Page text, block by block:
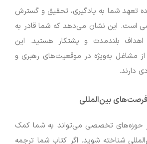
تعهد شما به یادگیری، تحقیق و گسترش
است. این نشان می‌دهد که شما قادر به
بلندمدت و پشتکار هستید. این
مشاغل به‌ویژه در موقعیت‌های رهبری و
دارند.
بین‌المللی
حوزه‌های تخصصی می‌تواند به شما کمک
شناخته شوید. اگر کتاب شما ترجمه